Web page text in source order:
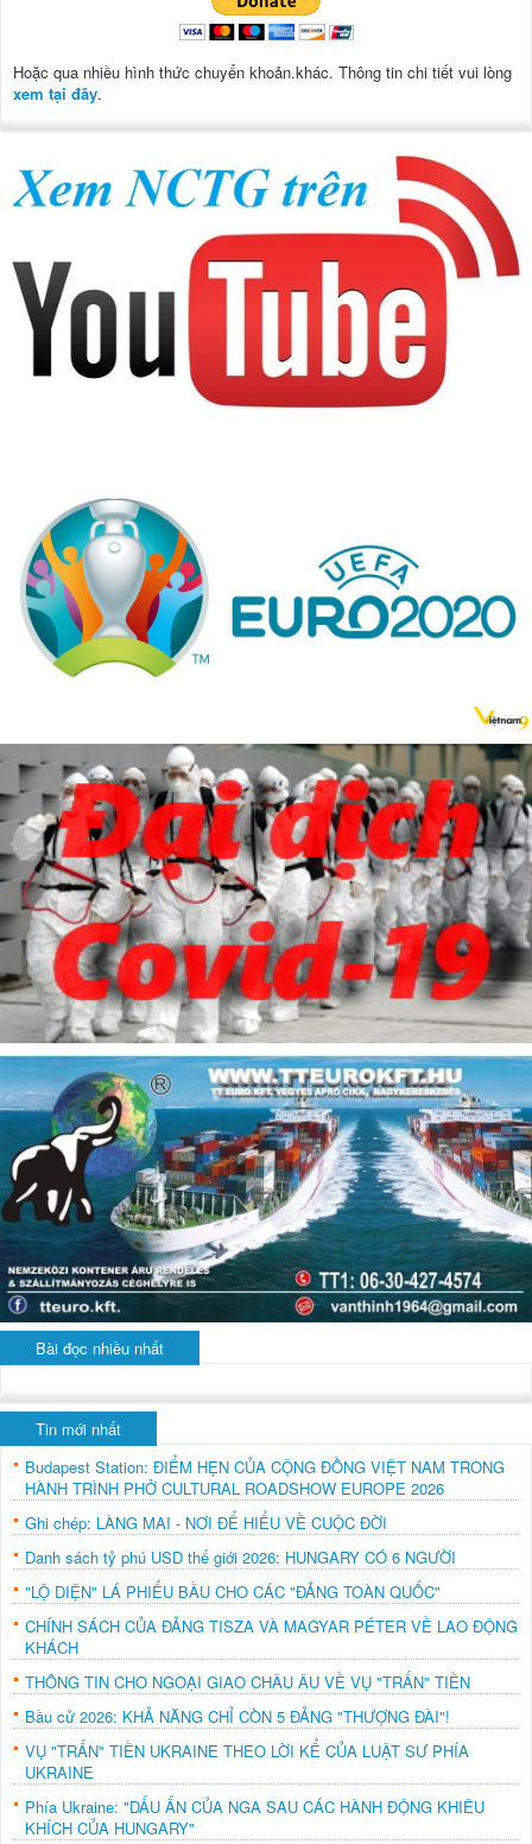
Hoặc qua nhiều hình thức chuyển khoản.khác. Thông tin chi tiết vui lòng
xem tại đây.
Bài đọc nhiều nhất
Tin mới nhất
Budapest Station: ĐIỂM HẸN CỦA CỘNG ĐỒNG VIỆT NAM TRONG
HÀNH TRÌNH PHỞ CULTURAL ROADSHOW EUROPE 2026
Ghi chép: LÀNG MAI - NƠI ĐỂ HIỂU VỀ CUỘC ĐỜI
Danh sách tỷ phú USD thế giới 2026: HUNGARY CÓ 6 NGƯỜI
"LỘ DIỆN" LÁ PHIẾU BẦU CHO CÁC "ĐẢNG TOÀN QUỐC"
CHÍNH SÁCH CỦA ĐẢNG TISZA VÀ MAGYAR PÉTER VỀ LAO ĐỘNG
KHÁCH
THÔNG TIN CHO NGOẠI GIAO CHÂU ÂU VỀ VỤ "TRẤN" TIỀN
Bầu cử 2026: KHẢ NĂNG CHỈ CÒN 5 ĐẢNG "THƯỢNG ĐÀI"!
VỤ "TRẤN" TIỀN UKRAINE THEO LỜI KỂ CỦA LUẬT SƯ PHÍA
UKRAINE
Phía Ukraine: "DẤU ẤN CỦA NGA SAU CÁC HÀNH ĐỘNG KHIÊU
KHÍCH CỦA HUNGARY"